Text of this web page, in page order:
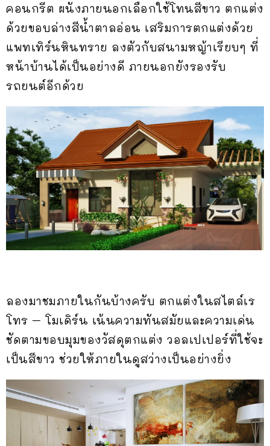
คอนกรีต ผนังภายนอกเลือกใช้โทนสีขาว ตกแต่ง
ด้วยขอบล่างสีน้ำตาลอ่อน เสริมการตกแต่งด้วย
แพทเทิร์นหินทราย ลงตัวกับสนามหญ้าเรียบๆ ที่
หน้าบ้านได้เป็นอย่างดี ภายนอกยังรองรับ
รถยนต์อีกด้วย
ลองมาชมภายในกันบ้างครับ ตกแต่งในสไตล์เร
โทร – โมเดิร์น เน้นความทันสมัยและความเด่น
ชัดตามขอบมุมของวัสดุตกแต่ง วอลเปเปอร์ที่ใช้จะ
เป็นสีขาว ช่วยให้ภายในดูสว่างเป็นอย่างยิ่ง